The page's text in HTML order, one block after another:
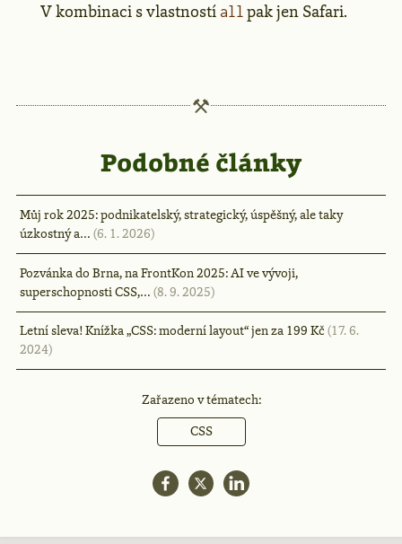
V kombinaci s vlastností all pak jen Safari.
Podobné články
Můj rok 2025: podnikatelský, strategický, úspěšný, ale taky
úzkostný a… (6. 1. 2026)
Pozvánka do Brna, na FrontKon 2025: AI ve vývoji,
superschopnosti CSS,… (8. 9. 2025)
Letní sleva! Knížka „CSS: moderní layout“ jen za 199 Kč(17. 6.
2024)
Zařazeno v tématech:
CSS